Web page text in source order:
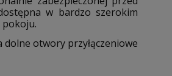
w bardzo szerokim
otwory przyłączeniowe